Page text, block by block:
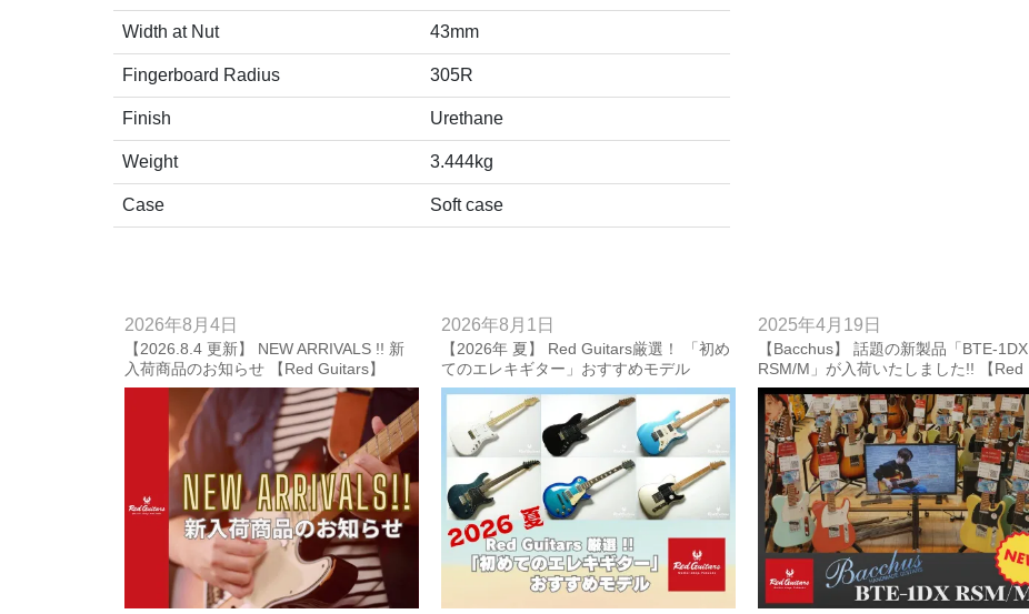
Width at Nut 43mm
Fingerboard Radius 305R
Finish Urethane
Weight 3.444kg
Case Soft case
2026年8月4日
【2026.8.4 更新】 NEW ARRIVALS !! 新
入荷商品のお知らせ 【Red Guitars】
2026年8月1日
【2026年 夏】 Red Guitars厳選！ 「初め
てのエレキギター」おすすめモデル
【2026年8月1日 更新】
2025年4月19日
【Bacchus】 話題の新製品「BTE-1DX
RSM/M」が入荷いたしました!! 【Red
Guitars】